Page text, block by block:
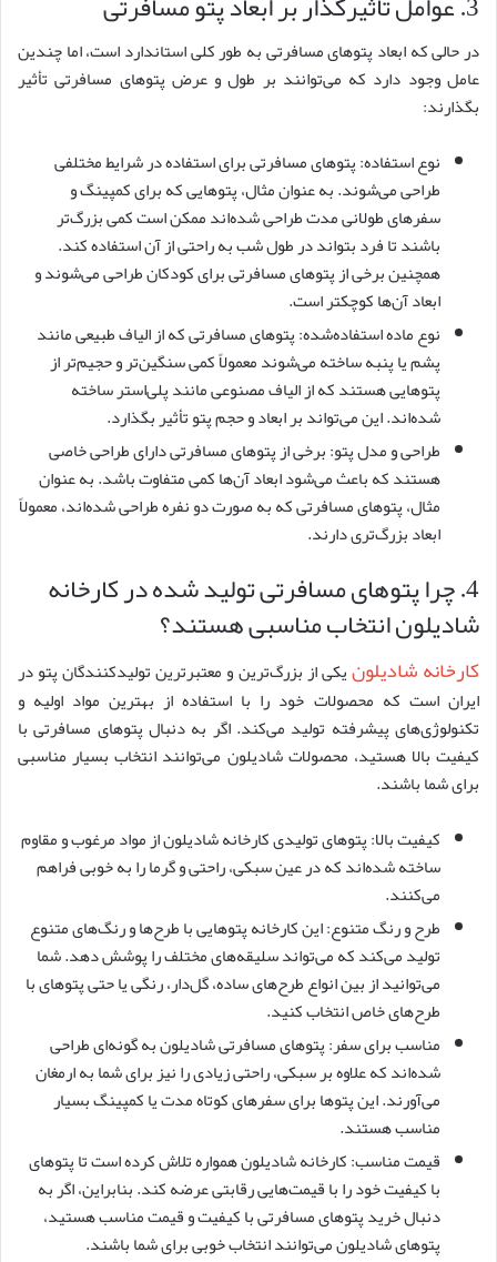
در حالی که ابعاد پتوهای مسافرتی به طور کلی استاندارد است، اما چندین
عامل وجود دارد که می‌توانند بر طول و عرض پتوهای مسافرتی تأثیر
بگذارند:
نوع استفاده: پتوهای مسافرتی برای استفاده در شرایط مختلفی
طراحی می‌شوند. به عنوان مثال، پتوهایی که برای کمپینگ و
سفرهای طولانی مدت طراحی شده‌اند ممکن است کمی بزرگ‌تر
باشند تا فرد بتواند در طول شب به راحتی از آن استفاده کند.
همچنین برخی از پتوهای مسافرتی برای کودکان طراحی می‌شوند و
ابعاد آن‌ها کوچکتر است.
نوع ماده استفاده‌شده: پتوهای مسافرتی که از الیاف طبیعی مانند
پشم یا پنبه ساخته می‌شوند معمولاً کمی سنگین‌تر و حجیم‌تر از
پتوهایی هستند که از الیاف مصنوعی مانند پلی‌استر ساخته
شده‌اند. این می‌تواند بر ابعاد و حجم پتو تأثیر بگذارد.
طراحی و مدل پتو: برخی از پتوهای مسافرتی دارای طراحی خاصی
هستند که باعث می‌شود ابعاد آن‌ها کمی متفاوت باشد. به عنوان
مثال، پتوهای مسافرتی که به صورت دو نفره طراحی شده‌اند، معمولاً
ابعاد بزرگ‌تری دارند.
4. چرا پتوهای مسافرتی تولید شده در کارخانه
شادیلون انتخاب مناسبی هستند؟
کارخانه شادیلونیکی از بزرگ‌ترین و معتبرترین تولیدکنندگان پتو در
ایران است که محصولات خود را با استفاده از بهترین مواد اولیه و
تکنولوژی‌های پیشرفته تولید می‌کند. اگر به دنبال پتوهای مسافرتی با
کیفیت بالا هستید، محصولات شادیلون می‌توانند انتخاب بسیار مناسبی
برای شما باشند.
کیفیت بالا: پتوهای تولیدی کارخانه شادیلون از مواد مرغوب و مقاوم
ساخته شده‌اند که در عین سبکی، راحتی و گرما را به خوبی فراهم
می‌کنند.
طرح و رنگ متنوع: این کارخانه پتوهایی با طرح‌ها و رنگ‌های متنوع
تولید می‌کند که می‌تواند سلیقه‌های مختلف را پوشش دهد. شما
می‌توانید از بین انواع طرح‌های ساده، گل‌دار، رنگی یا حتی پتوهای با
طرح‌های خاص انتخاب کنید.
مناسب برای سفر: پتوهای مسافرتی شادیلون به گونه‌ای طراحی
شده‌اند که علاوه بر سبکی، راحتی زیادی را نیز برای شما به ارمغان
می‌آورند. این پتوها برای سفرهای کوتاه مدت یا کمپینگ بسیار
مناسب هستند.
قیمت مناسب: کارخانه شادیلون همواره تلاش کرده است تا پتوهای
با کیفیت خود را با قیمت‌هایی رقابتی عرضه کند. بنابراین، اگر به
دنبال خرید پتوهای مسافرتی با کیفیت و قیمت مناسب هستید،
پتوهای شادیلون می‌توانند انتخاب خوبی برای شما باشند.